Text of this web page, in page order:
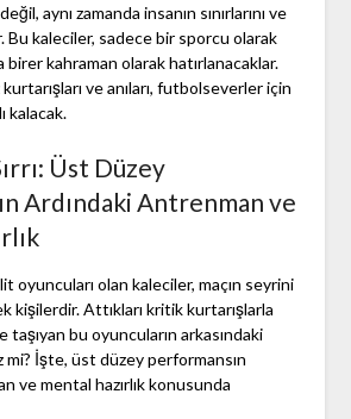
aynı zamanda insanın sınırlarını ve
kaleciler, sadece bir sporcu olarak
birer kahraman olarak hatırlanacaklar.
ve anıları, futbolseverler için
kalacak.
Üst Düzey
Ardındaki Antrenman ve
oyuncuları olan kaleciler, maçın seyrini
kişilerdir. Attıkları kritik kurtarışlarla
taşıyan bu oyuncuların arkasındaki
mi? İşte, üst düzey performansın
ve mental hazırlık konusunda